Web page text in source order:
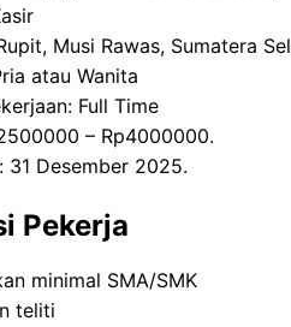
Musi Rawas, Sumatera
atau Wanita
Full Time
– Rp4000000.
31 Desember 2025.
Pekerja
minimal SMA/SMK
teliti